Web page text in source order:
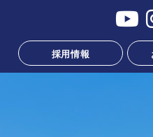
採用情報